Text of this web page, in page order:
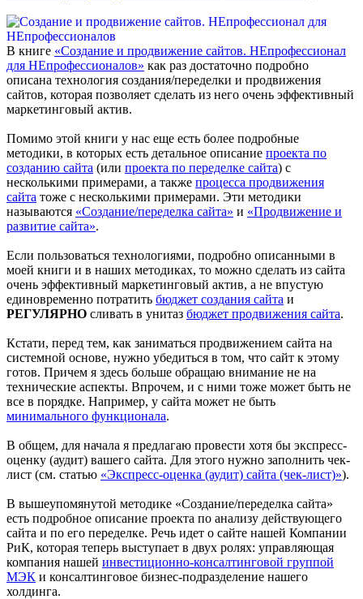
В книге «Создание и продвижение сайтов. НЕпрофессионал
для НЕпрофессионалов» как раз достаточно подробно
описана технология создания/переделки и продвижения
сайтов, которая позволяет сделать из него очень эффективный
маркетинговый актив.
Помимо этой книги у нас еще есть более подробные
методики, в которых есть детальное описание проекта по
созданию сайта (или проекта по переделке сайта) с
несколькими примерами, а также процесса продвижения
сайта тоже с несколькими примерами. Эти методики
называются «Создание/переделка сайта» и «Продвижение и
развитие сайта».
Если пользоваться технологиями, подробно описанными в
моей книги и в наших методиках, то можно сделать из сайта
очень эффективный маркетинговый актив, а не впустую
единовременно потратить бюджет создания сайта и
РЕГУЛЯРНО сливать в унитаз бюджет продвижения сайта.
Кстати, перед тем, как заниматься продвижением сайта на
системной основе, нужно убедиться в том, что сайт к этому
готов. Причем я здесь больше обращаю внимание не на
технические аспекты. Впрочем, и с ними тоже может быть не
все в порядке. Например, у сайта может не быть
минимального функционала.
В общем, для начала я предлагаю провести хотя бы экспресс-
оценку (аудит) вашего сайта. Для этого нужно заполнить чек-
лист (см. статью «Экспресс-оценка (аудит) сайта (чек-лист)»).
В вышеупомянутой методике «Создание/переделка сайта»
есть подробное описание проекта по анализу действующего
сайта и по его переделке. Речь идет о сайте нашей Компании
РиК, которая теперь выступает в двух ролях: управляющая
компания нашей инвестиционно-консалтинговой группой
МЭК и консалтинговое бизнес-подразделение нашего
холдинга.